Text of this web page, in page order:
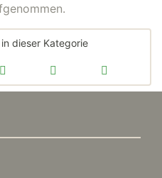
in dieser Kategorie